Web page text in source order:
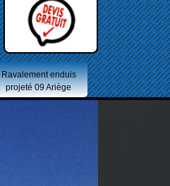
Ravalement enduis
projeté 09 Ariège